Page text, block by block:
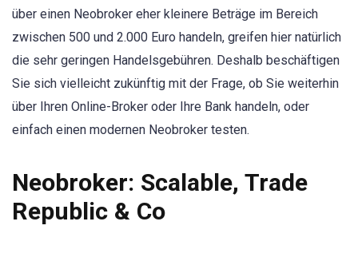
über einen Neobroker eher kleinere Beträge im Bereich
zwischen 500 und 2.000 Euro handeln, greifen hier natürlich
die sehr geringen Handelsgebühren. Deshalb beschäftigen
Sie sich vielleicht zukünftig mit der Frage, ob Sie weiterhin
über Ihren Online-Broker oder Ihre Bank handeln, oder
einfach einen modernen Neobroker testen.
Neobroker: Scalable, Trade
Republic & Co